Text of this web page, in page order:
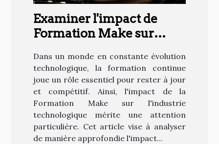
Examiner l'impact de
Formation Make sur
Dans un monde en constante évolution
technologique, la formation continue
joue un rôle essentiel pour rester à jour
et compétitif. Ainsi, l'impact de la
Formation Make sur l'industrie
technologique mérite une attention
particulière. Cet article vise à analyser
de manière approfondie l'impact...